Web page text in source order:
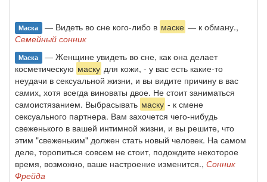
Маска — Видеть во сне кого-либо в маске — к обману.,
Семейный сонник
Маска — Женщине увидеть во сне, как она делает
косметическую маску для кожи, - у вас есть какие-то
неудачи в сексуальной жизни, и вы видите причину в вас
самих, хотя всегда виноваты двое. Не стоит заниматься
самоистязанием. Выбрасывать маску - к смене
сексуального партнера. Вам захочется чего-нибудь
свеженького в вашей интимной жизни, и вы решите, что
этим "свеженьким" должен стать новый человек. На самом
деле, торопиться совсем не стоит, подождите некоторое
время, возможно, ваше настроение изменится., Сонник
Фрейда